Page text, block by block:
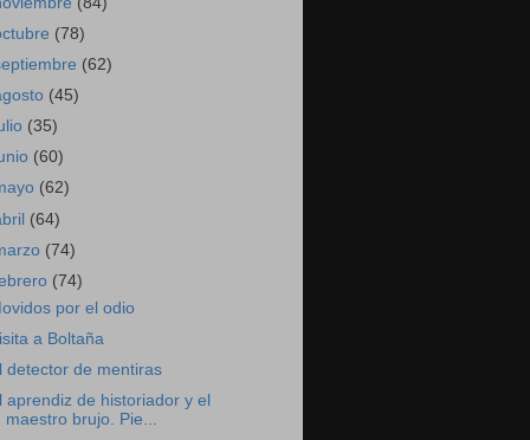
(78)
(62)
(45)
(35)
(60)
(62)
(64)
(74)
(74)
por el odio
a Boltaña
detector de mentiras
aprendiz de historiador y el
maestro brujo. Pie...